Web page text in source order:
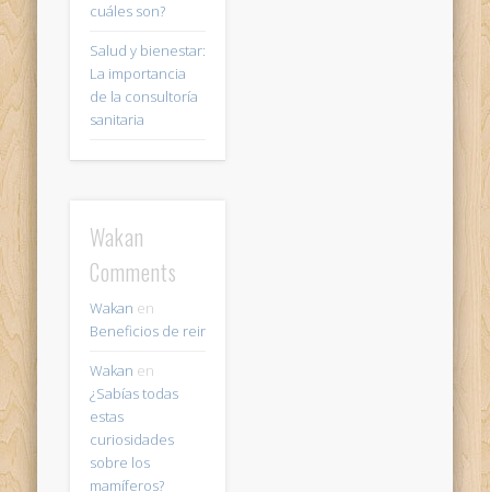
cuáles son?
Salud y bienestar:
La importancia
de la consultoría
sanitaria
Wakan
Comments
Wakan en
Beneficios de reir
Wakan en
¿Sabías todas
estas
curiosidades
sobre los
mamíferos?